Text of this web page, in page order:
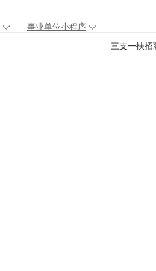
事业单位小程序
三支一扶招